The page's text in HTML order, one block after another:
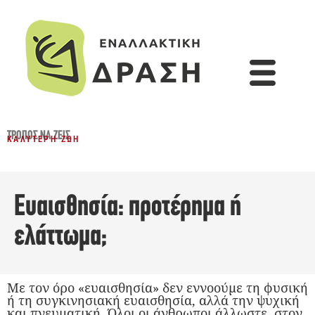
ΤΡΌΠΟΣ ΝΑ ΖΕΙΣ
ΚΑΛΎΤΕΡΗ ΖΩΉ
Ευαισθησία: προτέρημα ή
ελάττωμα;
Με τον όρο «ευαισθησία» δεν εννοούμε τη φυσική
ή τη συγκινησιακή ευαισθησία, αλλά την ψυχική